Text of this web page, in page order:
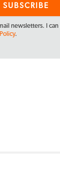
newsletters. I
.